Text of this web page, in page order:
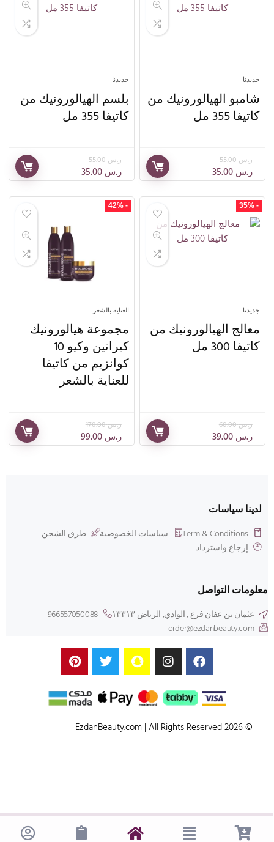
جديدنا
شامبو الهيالورونيك من
كاتيفا 355 مل
ر.س55.00
ر.س35.00
جديدنا
بلسم الهيالورونيك من
كاتيفا 355 مل
ر.س55.00
ر.س35.00
- 35%
جديدنا
معالج الهيالورونيك من
كاتيفا 300 مل
ر.س60.00
ر.س39.00
- 42%
العناية بالشعر
مجموعة هيالورونيك
كيراتين وكيو 10
كوانزيم من كاتيفا
للعناية بالشعر
ر.س170.00
ر.س99.00
لدينا سياسات
Term & Conditions سياسات الخصوصية
طرق الشحن
إرجاع واسترداد
معلومات التواصل
عثمان بن عفان فرع , الوادي, الرياض ۱۳۳۱۳
966557050088
order@ezdanbeauty.com
© 2026 EzdanBeauty.com | All Rights Reserved